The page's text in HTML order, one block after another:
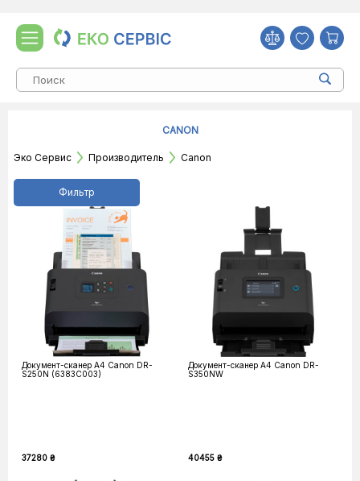
CANON
Эко Сервис Производитель Canon
Фильтр
Документ-сканер A4 Canon DR-
S250N (6383C003)
37280 ₴
Документ-сканер A4 Canon DR-
S350NW
40455 ₴